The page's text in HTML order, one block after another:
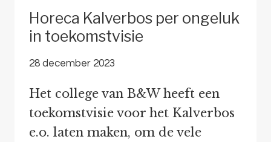
Horeca Kalverbos per ongeluk
in toekomstvisie
28 december 2023
Het college van B&W heeft een
toekomstvisie voor het Kalverbos
e.o. laten maken, om de vele